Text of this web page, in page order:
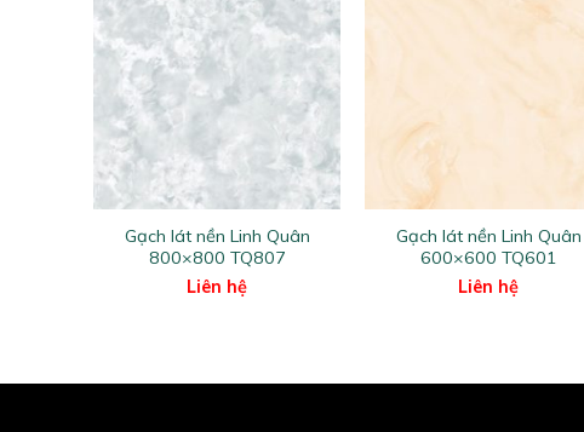
Gạch lát nền Linh Quân
800×800 TQ807
Liên hệ
Gạch lát nền Linh Quân
600×600 TQ601
Liên hệ